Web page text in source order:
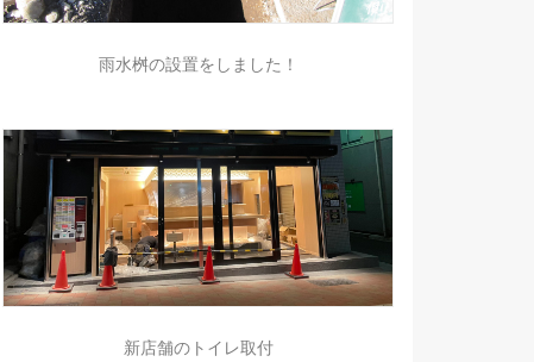
雨水桝の設置をしました！
新店舗のトイレ取付